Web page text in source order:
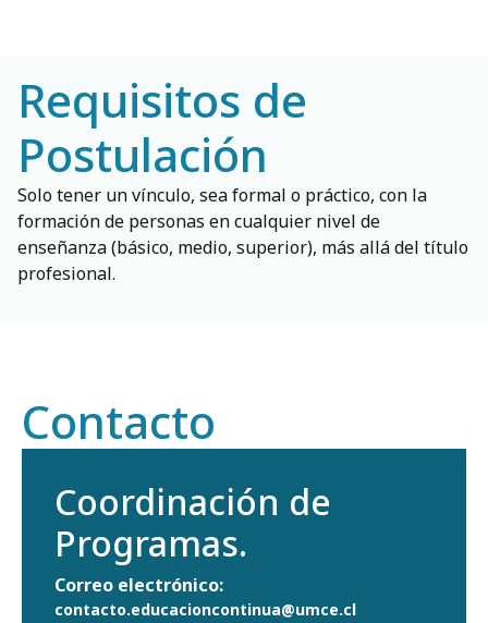
Requisitos de
Postulación
Solo tener un vínculo, sea formal o práctico, con la
formación de personas en cualquier nivel de
enseñanza (básico, medio, superior), más allá del título
profesional.
Coordinación de
Programas.
Correo electrónico:
contacto.educacioncontinua@umce.cl
Contacto